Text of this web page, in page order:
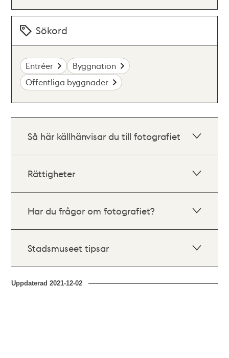
Sökord
Entréer
Byggnation
Offentliga byggnader
Så här källhänvisar du till fotografiet
Rättigheter
Har du frågor om fotografiet?
Stadsmuseet tipsar
Uppdaterad2021-12-02